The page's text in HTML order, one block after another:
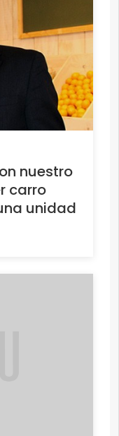
nuestro
carro
unidad